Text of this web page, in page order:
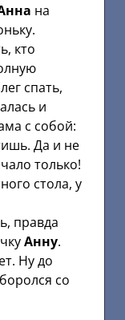
на
кто
спать,
и
с собой:
Да и не
только!
стола, у
правда
Анну.
Ну до
со